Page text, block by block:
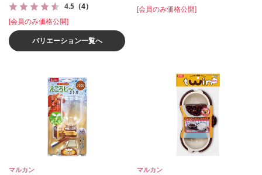
4.5 （4）
[会員のみ価格公開]
バリエーション一覧へ
[会員のみ価格公開]
マルカン マルカン